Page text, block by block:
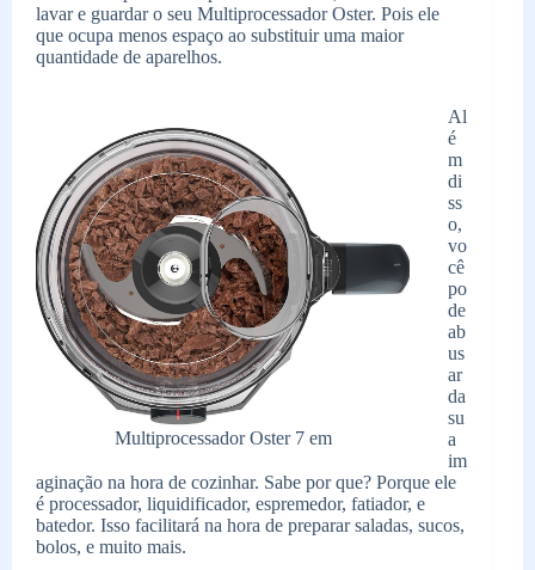
lavar e guardar o seu Multiprocessador Oster. Pois ele
que ocupa menos espaço ao substituir uma maior
quantidade de aparelhos.
Multiprocessador Oster 7 em
Al
é
m
di
ss
o,
vo
cê
po
de
ab
us
ar
da
su
a
im
aginação na hora de cozinhar. Sabe por que? Porque ele
é processador, liquidificador, espremedor, fatiador, e
batedor. Isso facilitará na hora de preparar saladas, sucos,
bolos, e muito mais.